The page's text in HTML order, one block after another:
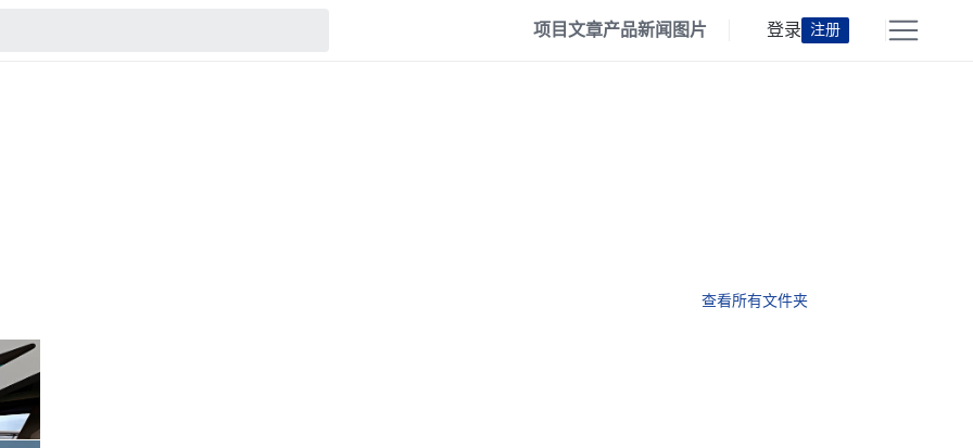
项目文章产品新闻 图片 登录 注册
查看所有文件夹